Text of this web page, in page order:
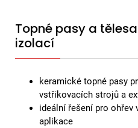
Topné pasy a
izolací
keramické topné pasy
vstřikovacích strojů a
ideální řešení pro ohřev
aplikace